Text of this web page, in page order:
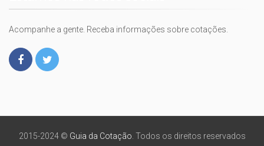
Acompanhe a gente. Receba informações sobre cotações.
2015-2024 © Guia da Cotação . Todos os direitos reservados